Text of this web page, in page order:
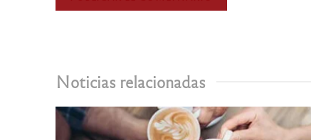
Noticias relacionadas